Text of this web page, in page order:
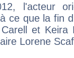
l'acteur
ce que la fin
et Keira
Lorene